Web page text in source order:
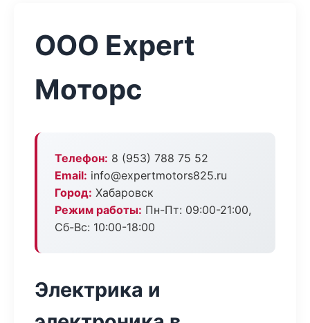
ООО Expert
Моторс
Телефон: 8 (953) 788 75 52
Email: info@expertmotors825.ru
Город: Хабаровск
Режим работы: Пн-Пт: 09:00-21:00,
Сб-Вс: 10:00-18:00
Электрика и